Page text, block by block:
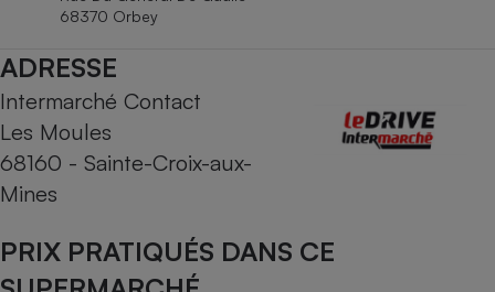
68370 Orbey
ADRESSE
Intermarché Contact
Les Moules
68160 - Sainte-Croix-aux-
Mines
PRIX PRATIQUÉS DANS CECafetière à expressos